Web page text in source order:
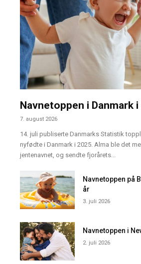
Navnetoppen i Danmark i
7. august 2026
14. juli publiserte Danmarks Statistik
nyfødte i Danmark i 2025. Alma ble det
jentenavnet, og sendte fjorårets...
Navnetoppen på
år
3. juli 2026
Navnetoppen i
2. juli 2026